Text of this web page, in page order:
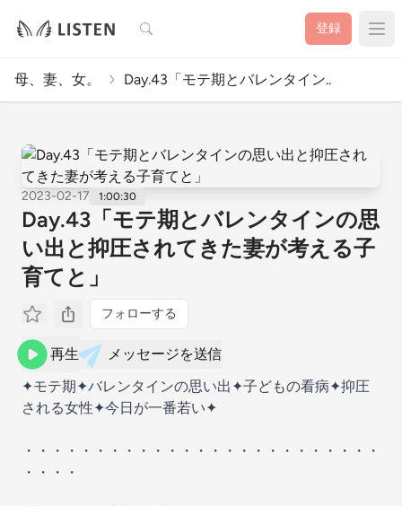
検索 登録
母、妻、女。 Day.43「モテ期とバレンタイン..
2023-02-17 1:00:30
Day.43「モテ期とバレンタインの思
い出と抑圧されてきた妻が考える子
育てと」
フォローする
再生
メッセージを送信
✦モテ期✦バレンタインの思い出✦子どもの看病✦抑圧
される女性✦今日が一番若い✦
・・・・・・・・・・・・・・・・・・・・・・・・・
・・・・